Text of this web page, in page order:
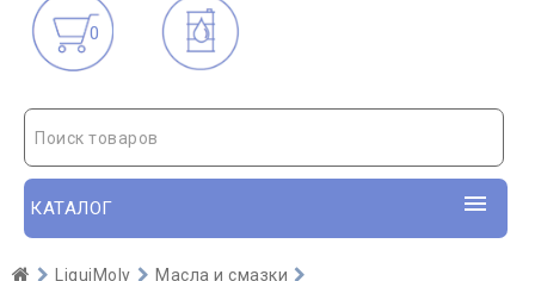
0
Поиск товаров
КАТАЛОГ
LiquiMoly
Масла и смазки